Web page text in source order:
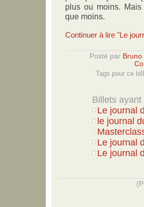
plus ou moins.
que moins.
Continuer à lire "Le
Posté par Bruno
Tags pour ce
Billets
Le journal
le journal
Le journal
Le journal